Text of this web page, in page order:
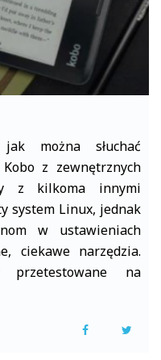
jak można słuchać
z zewnętrznych
z kilkoma innymi
system Linux, jednak
w ustawieniach
ciekawe narzędzia.
przetestowane na
F